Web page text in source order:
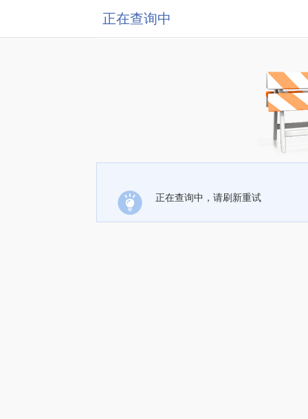
正在查询中
正在查询中，请刷新重试